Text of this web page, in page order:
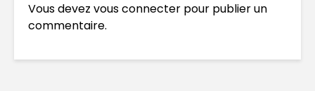
Vous devez vous connecter pour publier un
commentaire.